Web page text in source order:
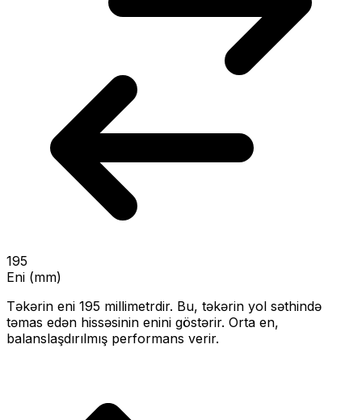
195
Eni (mm)
Təkərin eni 195 millimetrdir. Bu, təkərin yol səthində
təmas edən hissəsinin enini göstərir. Orta en,
balanslaşdırılmış performans verir.